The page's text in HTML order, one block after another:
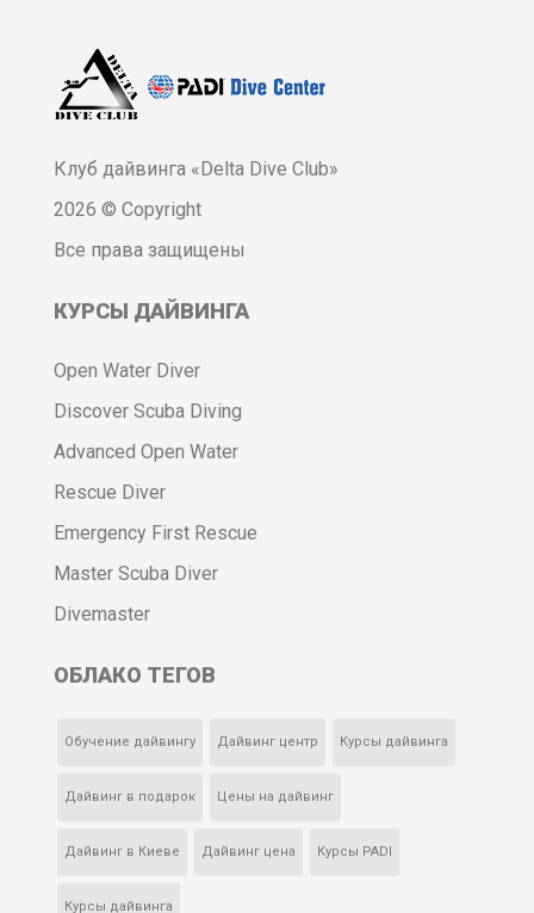
Клуб дайвинга «Delta Dive Club»
2026 © Copyright
Все права защищены
КУРСЫ ДАЙВИНГА
Open Water Diver
Discover Scuba Diving
Advanced Open Water
Rescue Diver
Emergency First Rescue
Master Scuba Diver
Divemaster
ОБЛАКО ТЕГОВ
Обучение дайвингу Дайвинг центр Курсы дайвинга
Дайвинг в подарок Цены на дайвинг
Дайвинг в Киеве Дайвинг цена Курсы PADI
Курсы дайвинга